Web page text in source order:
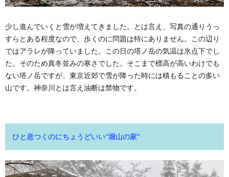
少し進んでいくと雪が増えてきました。とは言え、写真の通りうっ
すらとある程度なので、歩くのに問題は特にありません。この辺り
ではアラレが降っていました。この日の塔ノ岳の気温は氷点下でし
た。そのため真冬並みの寒さでした。そこまで標高が高いわけでも
ない塔ノ岳ですが、東京近郊で雪が降った時には積もることの多い
山です。神奈川とは言え油断は禁物です。
ひと息つくのにちょうどいい”堀山の家”